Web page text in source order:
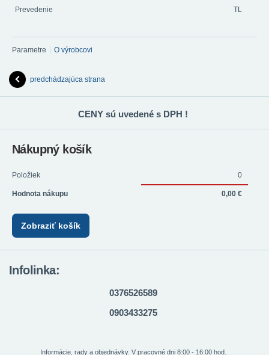
Prevedenie TL
Parametre O výrobcovi
predchádzajúca strana
CENY sú uvedené s DPH !
Nákupný košík
Položiek 0
Hodnota nákupu 0,00 €
Zobraziť košík
Infolinka:
0376526589
0903433275
Informácie, rady a objednávky. V pracovné dni 8:00 - 16:00 hod.